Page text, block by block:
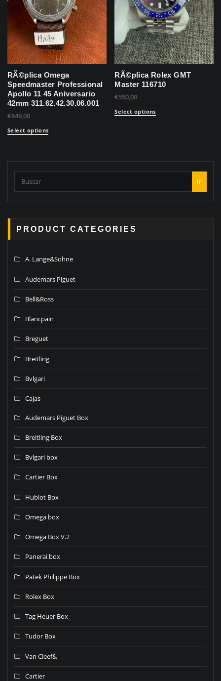
RÃ©plica Omega
Speedmaster Professional
Apollo 11 45 Aniversario
42mm 311.62.42.30.06.001
€649,00
Select options
RÃ©plica Rolex GMT
Master 116710
€550,00
Select options
Ir
PRODUCT CATEGORIES
A. Lange&Sohne
Audemars Piguet
Bell&Ross
Blancpain
Breguet
Breitling
Bvlgari
Cajas
Audemars Piguet Box
Breitling Box
Bvlgari box
Cartier Box
Hublot Box
Omega box
Omega Box V.2
Panerai box
Patek Philippe Box
Rolex Box
Tag Heuer Box
Tudor Box
Van Cleef&
Cartier